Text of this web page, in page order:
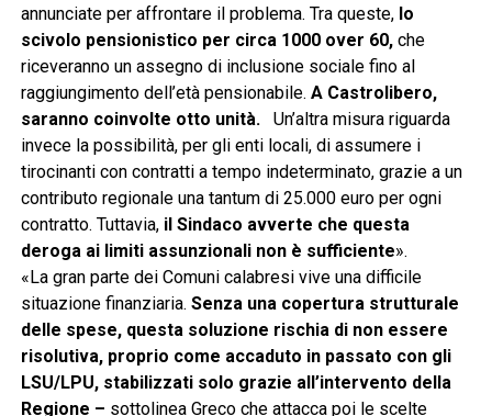
annunciate per affrontare il problema. Tra queste, lo
scivolo pensionistico per circa 1000 over 60,che
riceveranno un assegno di inclusione sociale fino al
raggiungimento dell’età pensionabile. A Castrolibero,
saranno coinvolte otto unità. Un’altra misura riguarda
invece la possibilità, per gli enti locali, di assumere i
tirocinanti con contratti a tempo indeterminato, grazie a un
contributo regionale una tantum di 25.000 euro per ogni
contratto. Tuttavia,il Sindaco avverte che questa
deroga ai limiti assunzionali non è sufficiente».
«La gran parte dei Comuni calabresi vive una difficile
situazione finanziaria. Senza una copertura strutturale
delle spese, questa soluzione rischia di non essere
risolutiva, proprio come accaduto in passato con gli
LSU/LPU, stabilizzati solo grazie all’intervento della
Regione – sottolinea Greco che attacca poi le scelte